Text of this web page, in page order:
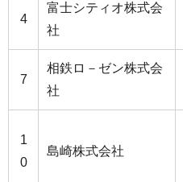
4
富士シティオ株式会
社
7
相鉄ロ－ゼン株式会
社
1
0
島崎株式会社